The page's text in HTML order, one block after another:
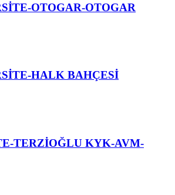
OTOGAR-OTOGAR
HALK BAHÇESİ
TERZİOĞLU KYK-AVM-